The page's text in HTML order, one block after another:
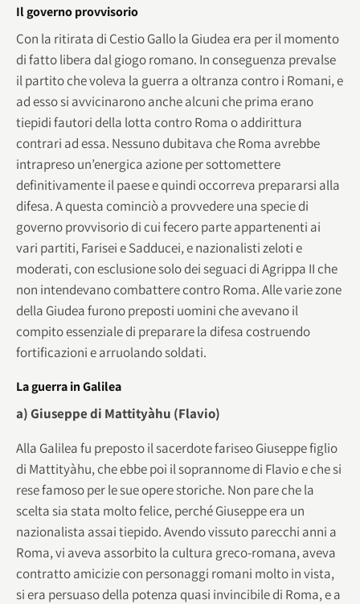
Il governo provvisorio
Con la ritirata di Cestio Gallo la Giudea era per il momento
di fatto libera dal giogo romano. In conseguenza prevalse
il partito che voleva la guerra a oltranza contro i Romani, e
ad esso si avvicinarono anche alcuni che prima erano
tiepidi fautori della lotta contro Roma o addirittura
contrari ad essa. Nessuno dubitava che Roma avrebbe
intrapreso un’energica azione per sottomettere
definitivamente il paese e quindi occorreva prepararsi alla
difesa. A questa cominciò a provvedere una specie di
governo provvisorio di cui fecero parte appartenenti ai
vari partiti, Farisei e Sadducei, e nazionalisti zeloti e
moderati, con esclusione solo dei seguaci di Agrippa II che
non intendevano combattere contro Roma. Alle varie zone
della Giudea furono preposti uomini che avevano il
compito essenziale di preparare la difesa costruendo
fortificazioni e arruolando soldati.
La guerra in Galilea
a) Giuseppe di Mattityàhu (Flavio)
Alla Galilea fu preposto il sacerdote fariseo Giuseppe figlio
di Mattityàhu, che ebbe poi il soprannome di Flavio e che si
rese famoso per le sue opere storiche. Non pare che la
scelta sia stata molto felice, perché Giuseppe era un
nazionalista assai tiepido. Avendo vissuto parecchi anni a
Roma, vi aveva assorbito la cultura greco-romana, aveva
contratto amicizie con personaggi romani molto in vista,
si era persuaso della potenza quasi invincibile di Roma, e a